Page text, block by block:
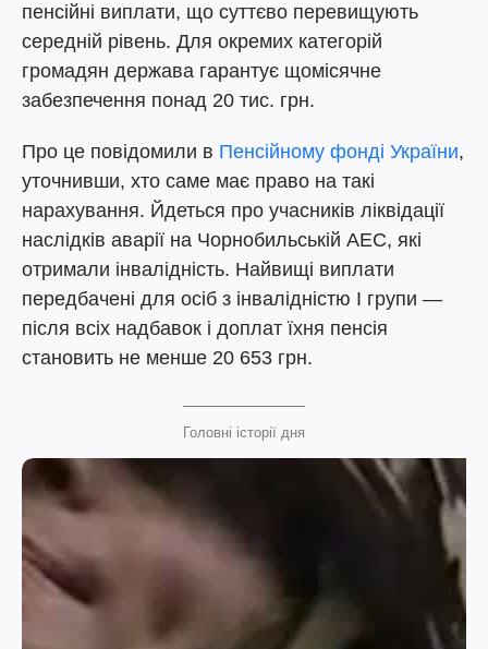
пенсійні виплати, що суттєво перевищують
середній рівень. Для окремих категорій
громадян держава гарантує щомісячне
забезпечення понад 20 тис. грн.
Про це повідомили в Пенсійному фонді України,
уточнивши, хто саме має право на такі
нарахування. Йдеться про учасників ліквідації
наслідків аварії на Чорнобильській АЕС, які
отримали інвалідність. Найвищі виплати
передбачені для осіб з інвалідністю І групи —
після всіх надбавок і доплат їхня пенсія
становить не менше 20 653 грн.
Головні історії дня